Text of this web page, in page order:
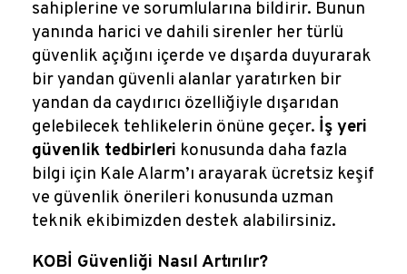
sahiplerine ve sorumlularına bildirir. Bunun
yanında harici ve dahili sirenler her türlü
güvenlik açığını içerde ve dışarda duyurarak
bir yandan güvenli alanlar yaratırken bir
yandan da caydırıcı özelliğiyle dışarıdan
gelebilecek tehlikelerin önüne geçer. İş yeri
güvenlik tedbirleri konusunda daha fazla
bilgi için Kale Alarm’ı arayarak ücretsiz keşif
ve güvenlik önerileri konusunda uzman
teknik ekibimizden destek alabilirsiniz.
KOBİ Güvenliği Nasıl Artırılır?